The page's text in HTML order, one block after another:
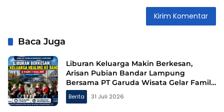
Baca Juga
Liburan Keluarga Makin Berkesan,
Arisan Pubian Bandar Lampung
Bersama PT Garuda Wisata Gelar Family
Gathering ke Bandung
Berita 31 Juli 2026